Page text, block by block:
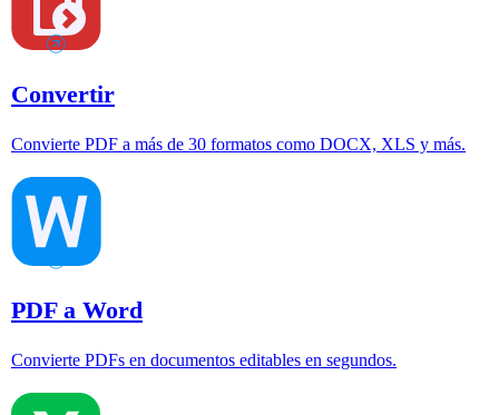
Convertir
Convierte PDF a más de 30 formatos como DOCX, XLS y más.
PDF a Word
Convierte PDFs en documentos editables en segundos.